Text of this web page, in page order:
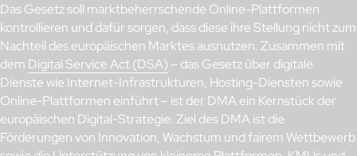
Das Gesetz soll marktbeherrschende Online-Plattformen
kontrollieren und dafür sorgen, dass diese ihre Stellung nicht zum
Nachteil des europäischen Marktes ausnutzen. Zusammen mit
dem Digital Service Act (DSA) – das Gesetz über digitale
Dienste wie Internet-Infrastrukturen, Hosting-Diensten sowie
Online-Plattformen einführt – ist der DMA ein Kernstück der
europäischen Digital-Strategie. Ziel des DMA ist die
Förderungen von Innovation, Wachstum und fairem Wettbewerb